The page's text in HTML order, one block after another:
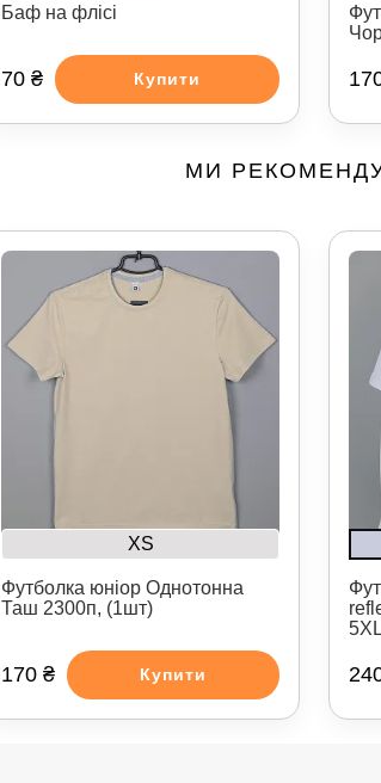
Баф на флісі
70 ₴ Купити
МИ
XS
Футболка юніор Однотонна
Таш 2300п, (1шт)
170 ₴ Купити